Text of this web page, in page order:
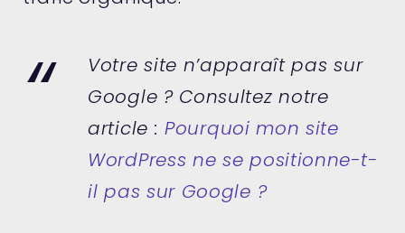
Votre site n’apparaît pas sur
Google ? Consultez notre
article : Pourquoi mon site
WordPress ne se positionne-t-
il pas sur Google ?